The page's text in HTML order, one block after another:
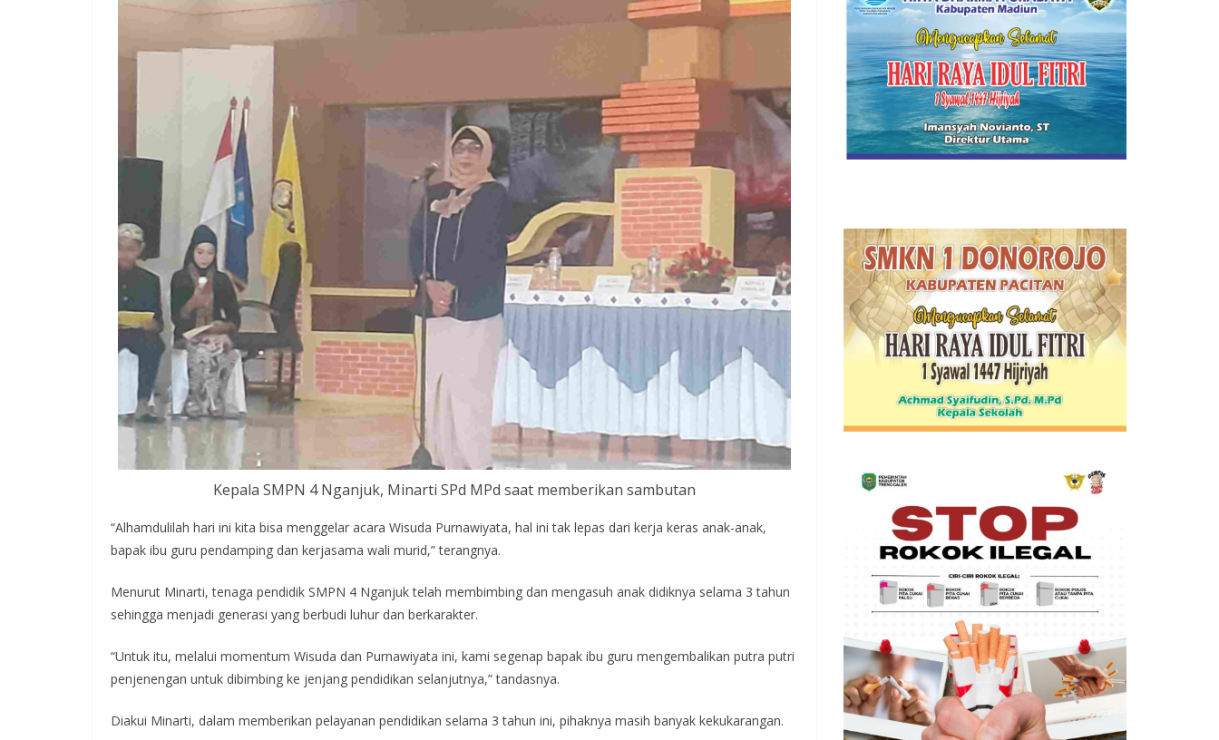
Kepala SMPN 4 Nganjuk, Minarti SPd MPd saat memberikan sambutan
“Alhamdulilah hari ini kita bisa menggelar acara Wisuda Purnawiyata, hal ini tak lepas dari kerja keras anak-anak,
bapak ibu guru pendamping dan kerjasama wali murid,” terangnya.
Menurut Minarti, tenaga pendidik SMPN 4 Nganjuk telah membimbing dan mengasuh anak didiknya selama 3 tahun
sehingga menjadi generasi yang berbudi luhur dan berkarakter.
“Untuk itu, melalui momentum Wisuda dan Purnawiyata ini, kami segenap bapak ibu guru mengembalikan putra putri
penjenengan untuk dibimbing ke jenjang pendidikan selanjutnya,” tandasnya.
Diakui Minarti, dalam memberikan pelayanan pendidikan selama 3 tahun ini, pihaknya masih banyak kekukarangan.